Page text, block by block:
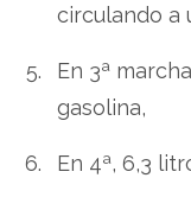
circulando a
En 3ª
gasolina,
En 4ª, 6,3